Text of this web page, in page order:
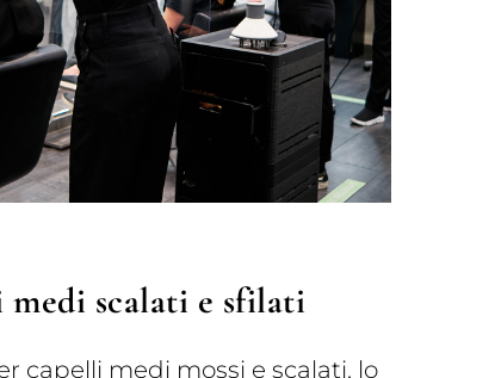
scalati e sfilati
capelli medi mossi e scalati, lo